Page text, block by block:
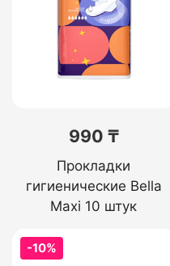
990 ₸
Прокладки
гигиенические Bella
Maxi 10 штук
-10%